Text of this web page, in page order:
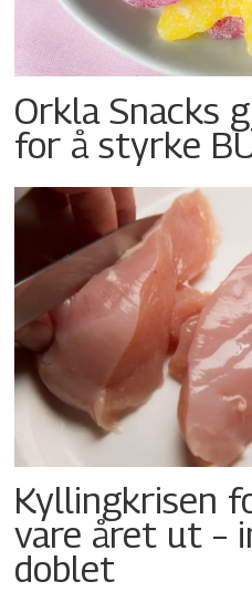
Orkla Snacks
for å styrke
Kyllingkrisen
vare året ut –
doblet